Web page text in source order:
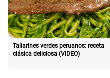
Tallarines verdes peruanos: receta
clásica deliciosa (VIDEO)